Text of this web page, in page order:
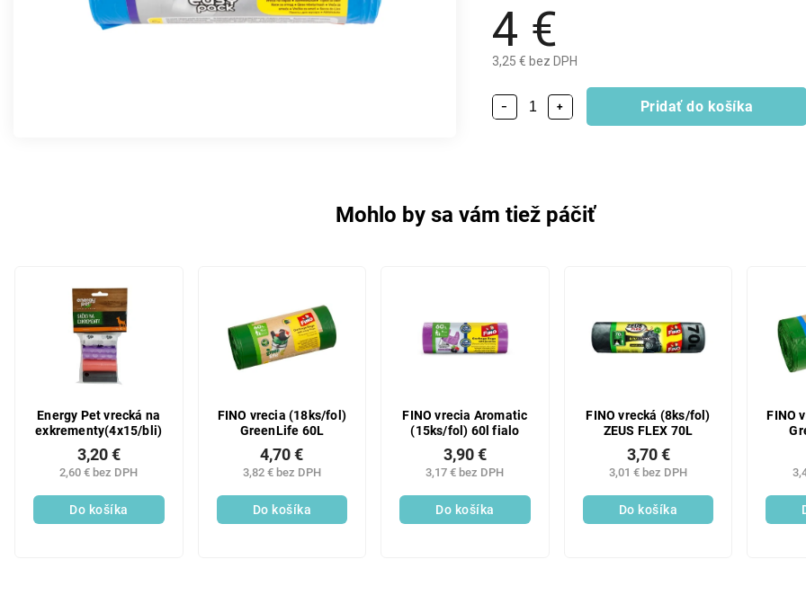
4 €
3,25 € bez DPH
+
− Pridať do košíka
Mohlo by sa vám tiež páčiť
Energy Pet vrecká na
exkrementy(4x15/bli)
2,60 € bez DPH
3,20 €
Do košíka
FINO vrecia (18ks/fol)
GreenLife 60L
3,82 € bez DPH
4,70 €
Do košíka
FINO vrecia Aromatic
(15ks/fol) 60l fialo
3,17 € bez DPH
3,90 €
Do košíka
FINO vrecká (8ks/fol)
ZEUS FLEX 70L
3,01 € bez DPH
3,70 €
Do košíka
FINO